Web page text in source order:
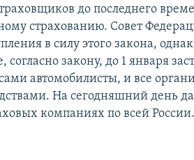
до последнего
страхованию. Совет
в силу этого закона,
согласно закону, до 1 января
автомобилисты, и все
На сегодняшний день
компаниях по всей России.